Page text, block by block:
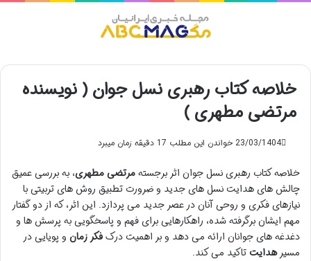
خلاصه کتاب رهبری نسل جوان ( نویسنده
مرتضی مطهری )
23/03/1404 خواندن این مطلب 17 دقیقه زمان میبرد
خلاصه کتاب رهبری نسل جوان اثر برجستهمرتضی مطهری، به بررسی عمیق
چالش های هدایت نسل های جدید و ضرورت تطبیق روش های تربیتی با
نیازهای فکری و روحی آنان در عصر جدید می پردازد. این اثر، که از دو گفتار
مهم ایشان برگرفته شده، راهکارهایی برای فهم و پاسخگویی به پرسش ها و
دغدغه های جوانان ارائه می دهد و بر اهمیت درکفکر زمان و پویایی در
مسیرهدایتتاکید می کند.